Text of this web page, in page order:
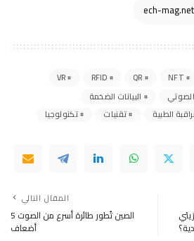
NFT
QR
RFID
VR
البيانات الضخمة
الطبية تقنيات تكنولوجيا
المقال التالي
الصين تُطور طائرة أسرع من الصوت 5
أضعاف